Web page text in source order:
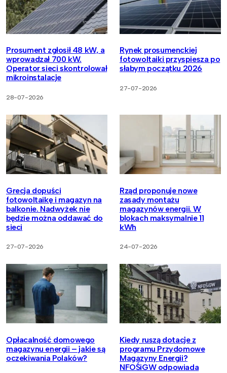
Prosument zgłosił 48 kW, a
wprowadzał 700 kW.
Operator sieci skontrolował
mikroinstalacje
28-07-2026
Rynek prosumenckiej
fotowoltaiki przyspiesza po
słabym początku 2026
27-07-2026
Grecja dopuści
fotowoltaikę i magazyn na
balkonie. Nadwyżek nie
będzie można oddawać do
sieci
27-07-2026
Rząd proponuje nowe
zasady montażu
magazynów energii. W
blokach maksymalnie 11
kWh
24-07-2026
Opłacalność domowego
magazynu energii – jakie są
oczekiwania Polaków?
Kiedy ruszą dotacje z
programu Przydomowe
Magazyny Energii?
NFOŚiGW odpowiada